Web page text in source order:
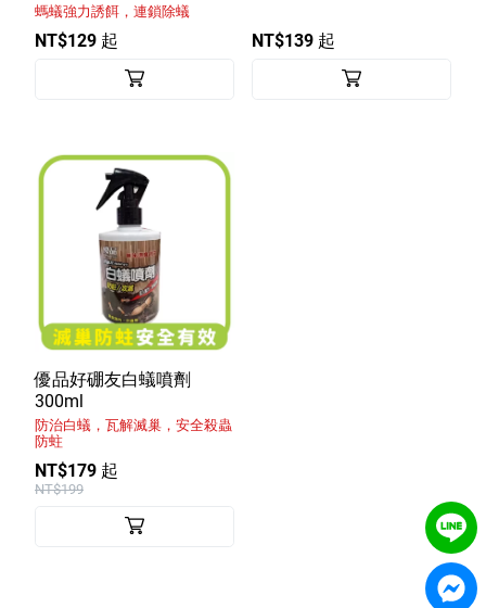
螞蟻強力誘餌，連鎖除蟻
NT$129 起 NT$139 起
優品好硼友白蟻噴劑
300ml
防治白蟻，瓦解滅巢，安全殺蟲
防蛀
NT$179 起
NT$199